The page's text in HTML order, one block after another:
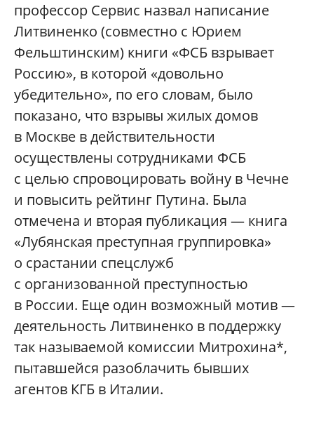
профессор Сервис назвал написание
Литвиненко (совместно с Юрием
Фельштинским) книги «ФСБ взрывает
Россию», в которой «довольно
убедительно», по его словам, было
показано, что взрывы жилых домов
в Москве в действительности
осуществлены сотрудниками ФСБ
с целью спровоцировать войну в Чечне
и повысить рейтинг Путина. Была
отмечена и вторая публикация — книга
«Лубянская преступная группировка»
о срастании спецслужб
с организованной преступностью
в России. Еще один возможный мотив —
деятельность Литвиненко в поддержку
так называемой комиссии Митрохина*,
пытавшейся разоблачить бывших
агентов КГБ в Италии.